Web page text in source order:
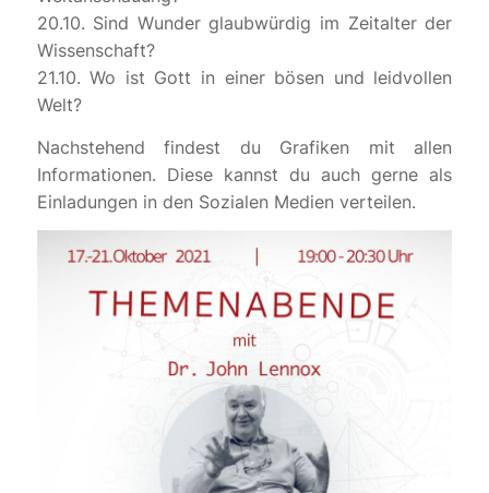
20.10. Sind Wunder glaubwürdig im Zeitalter der
Wissenschaft?
21.10. Wo ist Gott in einer bösen und leidvollen
Welt?
Nachstehend findest du Grafiken mit allen
Informationen. Diese kannst du auch gerne als
Einladungen in den Sozialen Medien verteilen.